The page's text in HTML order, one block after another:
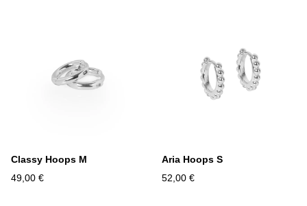
Classy Hoops M
49,00 €
Aria Hoops S
52,00 €